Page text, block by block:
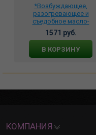
*Возбуждающее,
разогревающее и
съедобное масло-
афродизиак для тела со
вкусом Японское Вино,
1571 руб.
В КОРЗИНУ
КОМПАНИЯ